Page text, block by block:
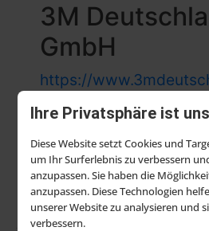
Ihre Privatsphäre ist
Diese Website setzt Cookies und
um Ihr Surferlebnis zu verbessern
anzupassen. Sie haben die
anzupassen. Diese Technologien
unserer Website zu analysieren und
verbessern.
3M
GmbH
https://
Firmensitz
Neuss
Kontakt
Carl-Schurz-Str. 1,